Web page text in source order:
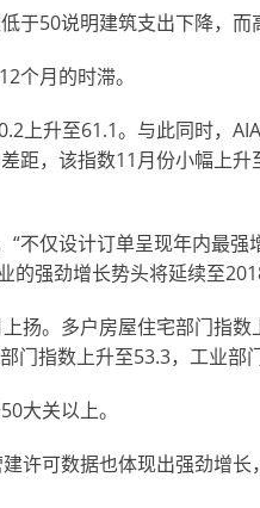
于50说明建筑支出下降，而
个月的时滞。
上升至61.1。与此同时，
距，该指数11月份小幅上
不仅设计订单呈现年内最强
的强劲增长势头将延续至
扬。多户房屋住宅部门指
门指数上升至53.3，工业部
大关以上。
许可数据也体现出强劲增